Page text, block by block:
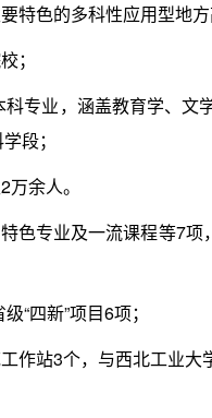
色的多科性应用型地方
；
业，涵盖教育学、文
段；
余人。
专业及一流课程等7项
四新”项目6项；
站3个，与西北工业大